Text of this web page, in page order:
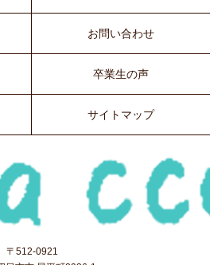
お問い合わせ
卒業生の声
サイトマップ
〒512-0921